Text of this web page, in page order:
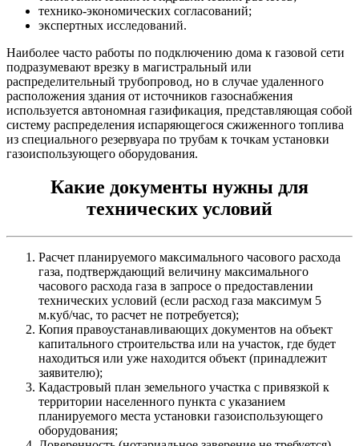
технико-экономических согласований;
экспертных исследований.
Наиболее часто работы по подключению дома к газовой сети
подразумевают врезку в магистральный или
распределительный трубопровод, но в случае удаленного
расположения здания от источников газоснабжения
используется автономная газификация, представляющая собой
систему распределения испаряющегося сжиженного топлива
из специального резервуара по трубам к точкам установки
газоиспользующего оборудования.
Какие документы нужны для
технических условий
Расчет планируемого максимального часового расхода
газа, подтверждающий величину максимального
часового расхода газа в запросе о предоставлении
технических условий (если расход газа максимум 5
м.куб/час, то расчет не потребуется);
Копия правоустанавливающих документов на объект
капитального строительства или на участок, где будет
находиться или уже находится объект (принадлежит
заявителю);
Кадастровый план земельного участка с привязкой к
территории населенного пункта с указанием
планируемого места установки газоиспользующего
оборудования;